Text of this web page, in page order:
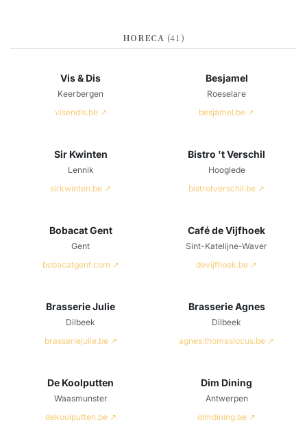
HORECA (41)
Vis & Dis
Keerbergen
visendis.be ↗
Besjamel
Roeselare
besjamel.be ↗
Sir Kwinten
Lennik
sirkwinten.be ↗
Bistro 't Verschil
Hooglede
bistrotverschil.be ↗
Bobacat Gent
Gent
bobacatgent.com ↗
Café de Vijfhoek
Sint-Katelijne-Waver
devijfhoek.be ↗
Brasserie Julie
Dilbeek
brasseriejulie.be ↗
Brasserie Agnes
Dilbeek
agnes.thomaslocus.be ↗
De Koolputten
Waasmunster
dekoolputten.be ↗
Dim Dining
Antwerpen
dimdining.be ↗